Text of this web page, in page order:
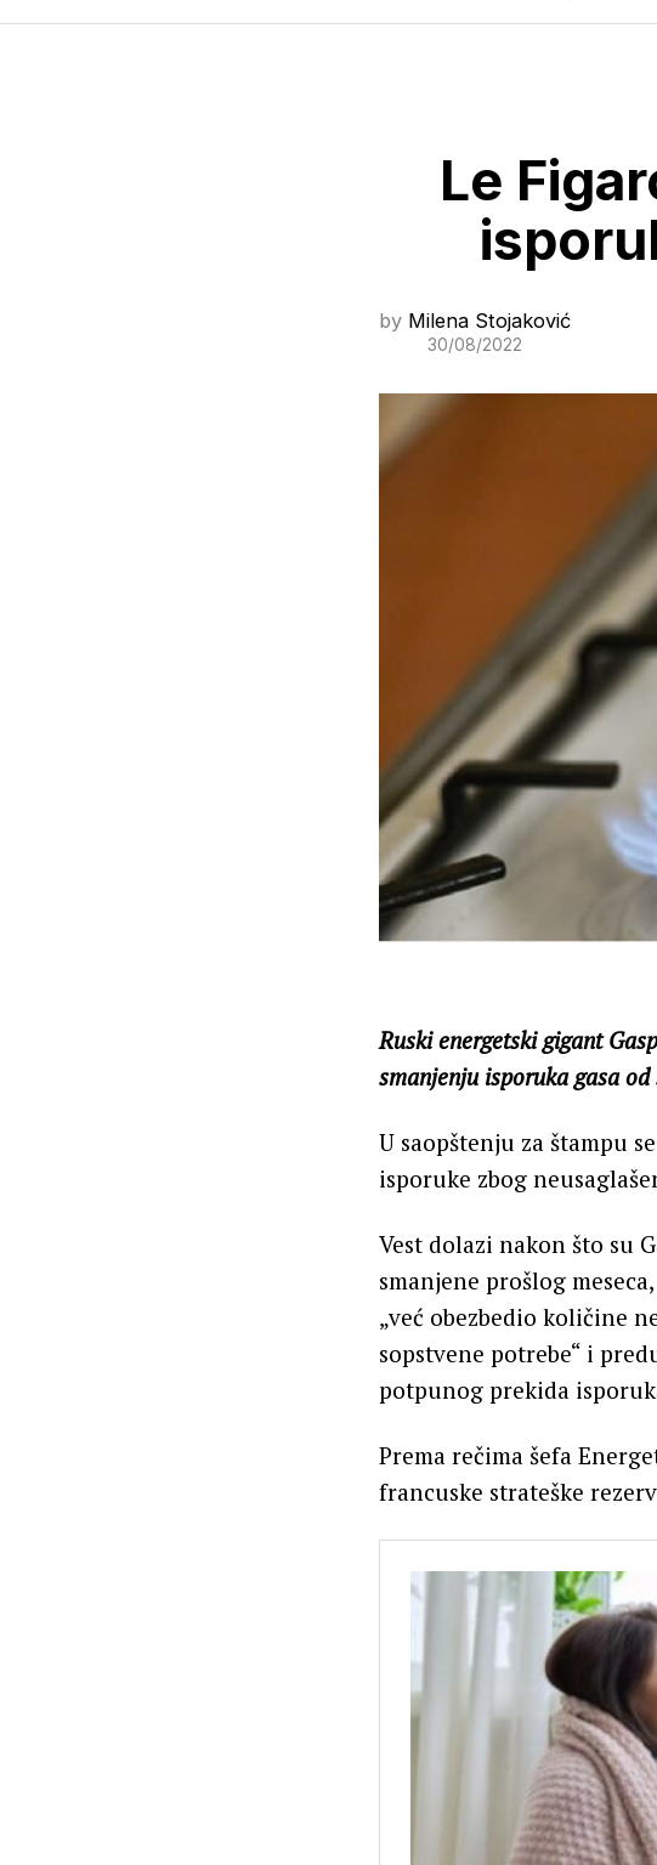
Le
by Milena Stojaković
30/08/2022
Ruski energetski gigant
smanjenju isporuka gasa
U saopštenju za štampu
isporuke zbog
Vest dolazi nakon što su
smanjene prošlog
„već obezbedio količine
sopstvene potrebe“ i
potpunog prekida
Prema rečima šefa
francuske strateške